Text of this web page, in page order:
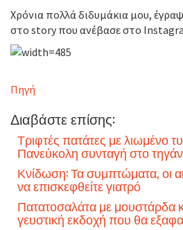
Χρόνια πολλά διδυμάκια μου,
στο story που ανέβασε στο
Πηγή
Διαβάστε επίσης:
Τριφτές πατάτες με λιωμένο
Πανεύκολη συνταγή στο
Κνίδωση: Τα συμπτώματα, οι
να επισκεφθείτε γιατρό
Πατατοσαλάτα με μουστάρδα
γευστική εκδοχή που θα